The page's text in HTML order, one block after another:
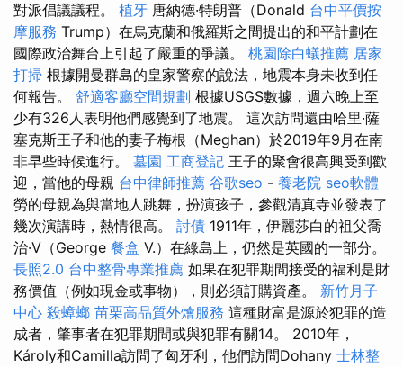
對派倡議議程。 植牙 唐納德·特朗普（Donald 台中平價按
摩服務 Trump）在烏克蘭和俄羅斯之間提出的和平計劃在
國際政治舞台上引起了嚴重的爭議。 桃園除白蟻推薦 居家
打掃 根據開曼群島的皇家警察的說法，地震本身未收到任
何報告。 舒適客廳空間規劃 根據USGS數據，週六晚上至
少有326人表明他們感覺到了地震。 這次訪問還由哈里·薩
塞克斯王子和他的妻子梅根（Meghan）於2019年9月在南
非早些時候進行。 墓園 工商登記 王子的聚會很高興受到歡
迎，當他的母親 台中律師推薦 谷歌seo - 養老院 seo軟體
勞的母親為與當地人跳舞，扮演孩子，參觀清真寺並發表了
幾次演講時，熱情很高。 討債 1911年，伊麗莎白的祖父喬
治·V（George 餐盒 V.）在綠島上，仍然是英國的一部分。
長照2.0 台中整骨專業推薦 如果在犯罪期間接受的福利是財
務價值（例如現金或事物），則必須訂購資產。 新竹月子
中心 殺蟑螂 苗栗高品質外燴服務 這種財富是源於犯罪的造
成者，肇事者在犯罪期間或與犯罪有關14。 2010年，
Károly和Camilla訪問了匈牙利，他們訪問Dohany 士林整